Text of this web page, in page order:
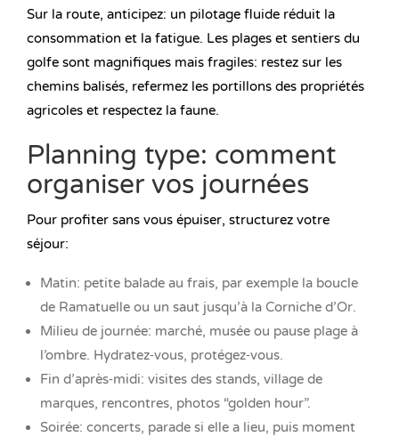
Sur la route, anticipez: un pilotage fluide réduit la
consommation et la fatigue. Les plages et sentiers du
golfe sont magnifiques mais fragiles: restez sur les
chemins balisés, refermez les portillons des propriétés
agricoles et respectez la faune.
Planning type: comment
organiser vos journées
Pour profiter sans vous épuiser, structurez votre
séjour:
Matin: petite balade au frais, par exemple la boucle
de Ramatuelle ou un saut jusqu’à la Corniche d’Or.
Milieu de journée: marché, musée ou pause plage à
l’ombre. Hydratez‑vous, protégez‑vous.
Fin d’après‑midi: visites des stands, village de
marques, rencontres, photos “golden hour”.
Soirée: concerts, parade si elle a lieu, puis moment